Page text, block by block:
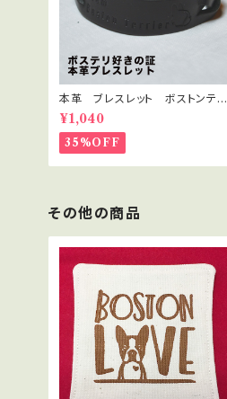
本革 ブレスレット ボストンテリ
ア 本革ブレスレット（色：黒）
¥1,040
35%OFF
その他の商品